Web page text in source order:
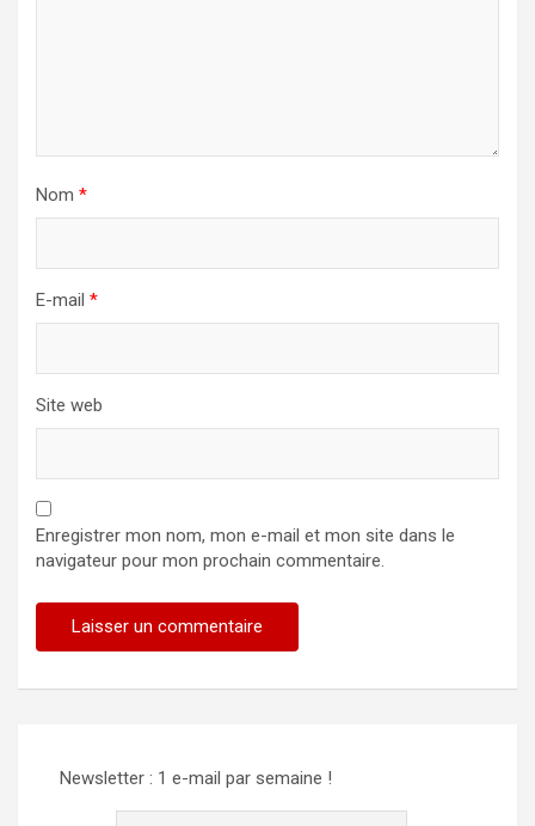
Nom *
E-mail *
Site web
Enregistrer mon nom, mon e-mail et mon site dans le
navigateur pour mon prochain commentaire.
Newsletter : 1 e-mail par semaine !